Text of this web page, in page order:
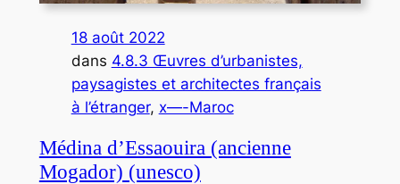
18 août 2022
dans 4.8.3 Œuvres d’urbanistes,
paysagistes et architectes français
à l’étranger, x—-Maroc
Médina d’Essaouira (ancienne
Mogador) (unesco)